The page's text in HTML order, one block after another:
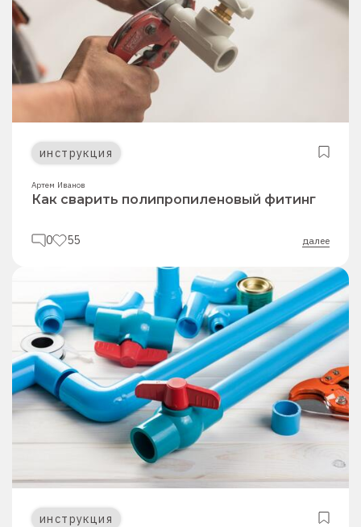
инструкция
Артем Иванов
Как сварить полипропиленовый фитинг
0 55 далее
инструкция